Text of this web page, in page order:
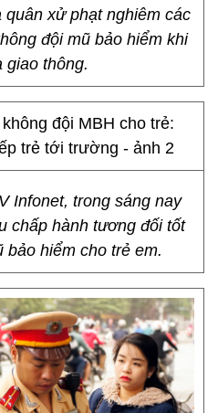
xử phạt nghiêm các
đội mũ bảo hiểm khi
giao thông.
Infonet, trong sáng nay
chấp hành tương đối tốt
bảo hiểm cho trẻ em.